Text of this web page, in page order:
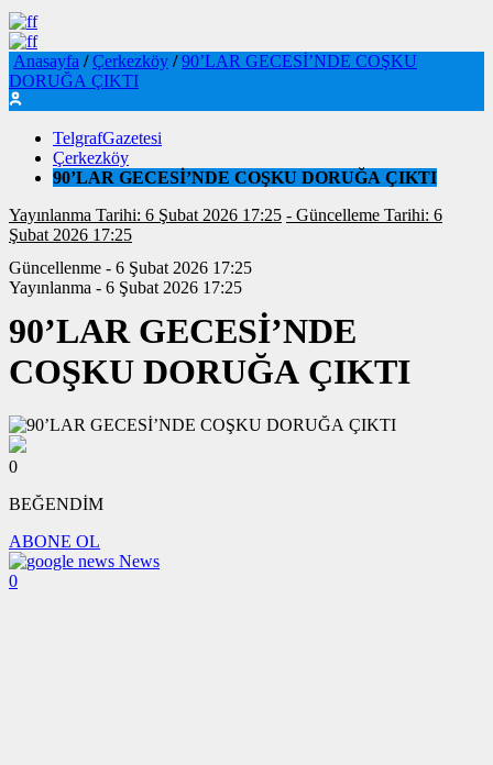
Anasayfa / Çerkezköy / 90’LAR GECESİ’NDE COŞKU
DORUĞA ÇIKTI
TelgrafGazetesi
Çerkezköy
90’LAR GECESİ’NDE COŞKU DORUĞA ÇIKTI
Yayınlanma Tarihi: 6 Şubat 2026 17:25 - Güncelleme Tarihi: 6
Şubat 2026 17:25
Güncellenme - 6 Şubat 2026 17:25
Yayınlanma - 6 Şubat 2026 17:25
90’LAR GECESİ’NDE
COŞKU DORUĞA ÇIKTI
0
BEĞENDİM
ABONE OL
News
0